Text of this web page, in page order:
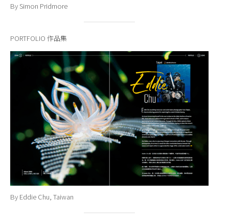
By Simon Pridmore
PORTFOLIO 作品集
By Eddie Chu, Taiwan